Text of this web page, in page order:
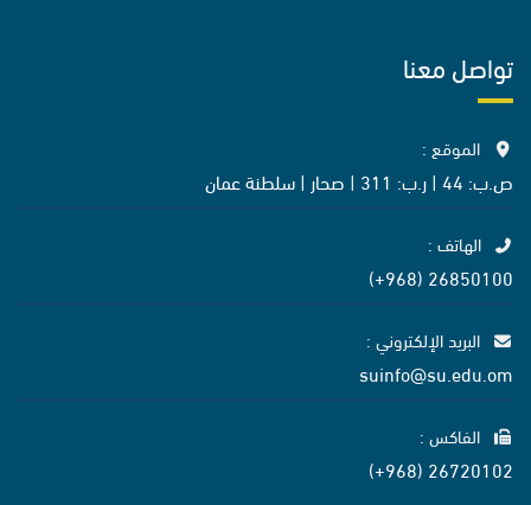
تواصل معنا
الموقع :
ص.ب: 44 | ر.ب: 311 | صحار | سلطنة عمان
الهاتف :
26850100 (968+)
البريد الإلكتروني :
suinfo@su.edu.om
الفاكس :
26720102 (968+)